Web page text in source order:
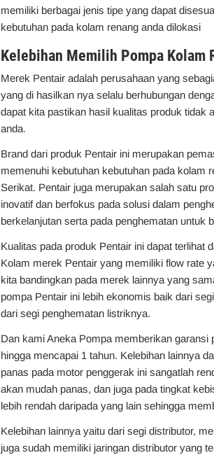
memiliki berbagai jenis tipe yang dapat
kebutuhan pada kolam renang anda
Kelebihan Memilih Pompa Kolam
Merek Pentair adalah perusahaan yang
yang di hasilkan nya selalu berhubungan
dapat kita pastikan hasil kualitas produk tidak
anda.
Brand dari produk Pentair ini merupakan
memenuhi kebutuhan kebutuhan pada kolam
Serikat. Pentair juga merupakan salah satu
inovatif dan berfokus pada solusi dalam
berkelanjutan serta pada penghematan untuk
Kualitas pada produk Pentair ini dapat terlihat
Kolam merek Pentair yang memiliki flow rate
kita bandingkan pada merek lainnya yang
pompa Pentair ini lebih ekonomis baik dari
dari segi penghematan listriknya.
Dan kami Aneka Pompa memberikan garansi
hingga mencapai 1 tahun. Kelebihan lainnya
panas pada motor penggerak ini sangatlah
akan mudah panas, dan juga pada tingkat
lebih rendah daripada yang lain sehingga
Kelebihan lainnya yaitu dari segi distributor,
juga sudah memiliki jaringan distributor yang